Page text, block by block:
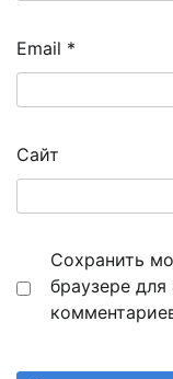
Email *
Сайт
Сохранить
браузере